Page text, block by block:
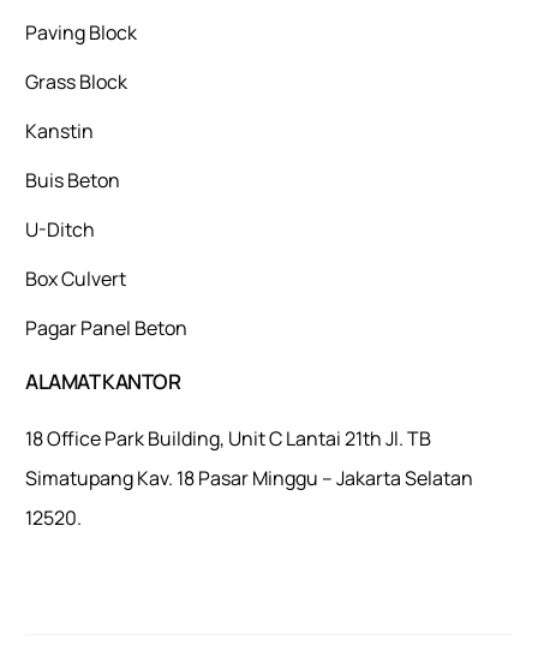
Paving Block
Grass Block
Kanstin
Buis Beton
U-Ditch
Box Culvert
Pagar Panel Beton
ALAMAT KANTOR
18 Office Park Building, Unit C Lantai 21th Jl. TB
Simatupang Kav. 18 Pasar Minggu – Jakarta Selatan
12520.